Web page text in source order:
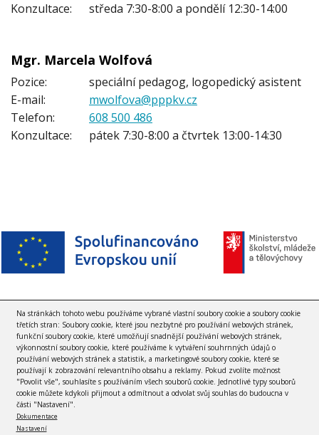
Konzultace:
středa 7:30-8:00 a pondělí 12:30-14:00
Mgr. Marcela Wolfová
Pozice:
speciální pedagog, logopedický asistent
E-mail:
mwolfova@pppkv.cz
Telefon:
608 500 486
Konzultace:
pátek 7:30-8:00 a čtvrtek 13:00-14:30
© 2012 - 2020 Pedagogicko-psychologická poradna
Karlovy Vary |
Na stránkách tohoto webu používáme vybrané vlastní soubory cookie a soubory cookie
třetích stran: Soubory cookie, které jsou nezbytné pro používání webových stránek,
funkční soubory cookie, které umožňují snadnější používání webových stránek,
výkonnostní soubory cookie, které používáme k vytváření souhrnných údajů o
používání webových stránek a statistik, a marketingové soubory cookie, které se
používají k zobrazování relevantního obsahu a reklamy. Pokud zvolíte možnost
"Povolit vše", souhlasíte s používáním všech souborů cookie. Jednotlivé typy souborů
cookie můžete kdykoli přijmout a odmítnout a odvolat svůj souhlas do budoucna v
části "Nastavení".
Dokumentace
Nastavení